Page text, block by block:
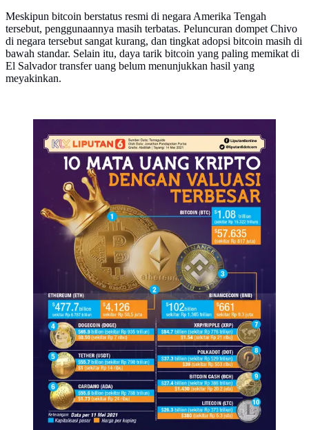
Meskipun bitcoin berstatus resmi di negara Amerika Tengah
tersebut, penggunaannya masih terbatas. Peluncuran dompet Chivo
di negara tersebut sangat kurang, dan tingkat adopsi bitcoin masih di
bawah standar. Selain itu, daya tarik bitcoin yang paling memikat di
El Salvador transfer uang belum menunjukkan hasil yang
meyakinkan.